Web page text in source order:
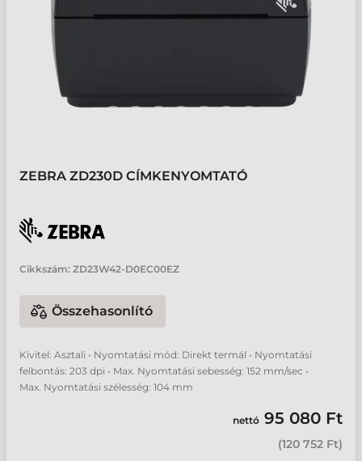
ZEBRA ZD230D CÍMKENYOMTATÓ
Cikkszám: ZD23W42-D0EC00EZ
Összehasonlító
Kivitel: Asztali • Nyomtatási mód: Direkt termál • Nyomtatási
felbontás: 203 dpi • Max. Nyomtatási sebesség: 152 mm/sec •
Max. Nyomtatási szélesség: 104 mm
nettó 95 080 Ft
(120 752 Ft)